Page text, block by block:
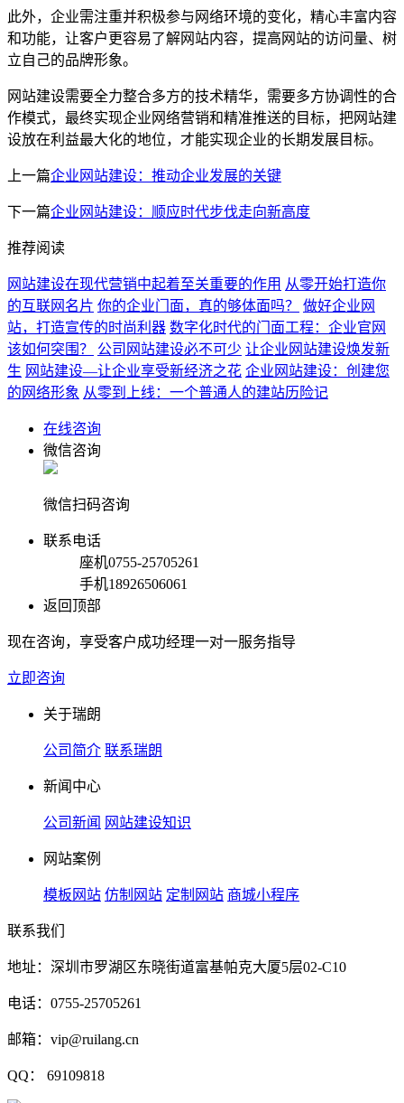
此外，企业需注重并积极参与网络环境的变化，精心丰富内容
和功能，让客户更容易了解网站内容，提高网站的访问量、树
立自己的品牌形象。
网站建设需要全力整合多方的技术精华，需要多方协调性的合
作模式，最终实现企业网络营销和精准推送的目标，把网站建
设放在利益最大化的地位，才能实现企业的长期发展目标。
上一篇企业网站建设：推动企业发展的关键
下一篇企业网站建设：顺应时代步伐走向新高度
推荐阅读
网站建设在现代营销中起着至关重要的作用 从零开始打造你
的互联网名片 你的企业门面，真的够体面吗？
做好企业网
站，打造宣传的时尚利器 数字化时代的门面工程：企业官网
该如何突围？
公司网站建设必不可少 让企业网站建设焕发新
生 网站建设—让企业享受新经济之花 企业网站建设：创建您
的网络形象 从零到上线：一个普通人的建站历险记
在线咨询
微信咨询
微信扫码咨询
联系电话
座机0755-25705261
手机18926506061
返回顶部
现在咨询，享受客户成功经理一对一服务指导
立即咨询
关于瑞朗
公司简介 联系瑞朗
新闻中心
公司新闻 网站建设知识
网站案例
模板网站 仿制网站 定制网站 商城小程序
联系我们
地址：深圳市罗湖区东晓街道富基帕克大厦5层02-C10
电话：0755-25705261
邮箱：vip@ruilang.cn
QQ： 69109818